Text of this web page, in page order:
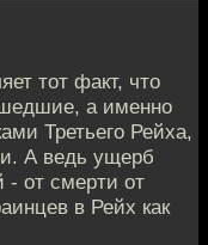
тот факт, что
а именно
Третьего Рейха,
А ведь ущерб
- от смерти от
в Рейх как